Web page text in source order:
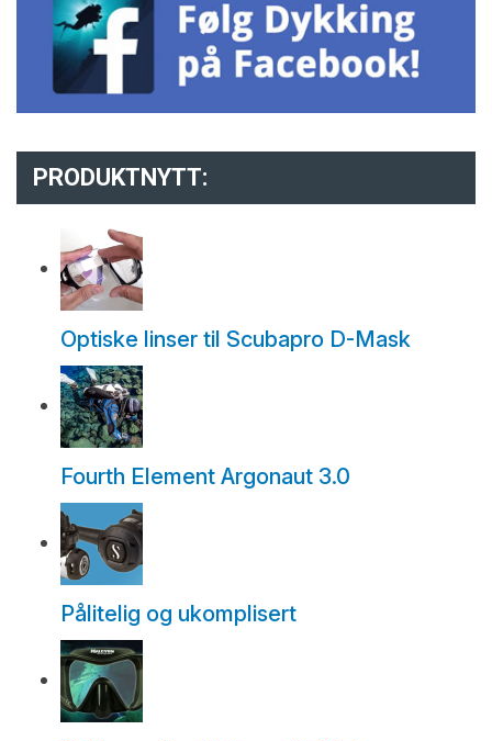
PRODUKTNYTT:
Optiske linser til Scubapro D-Mask
Fourth Element Argonaut 3.0
Pålitelig og ukomplisert